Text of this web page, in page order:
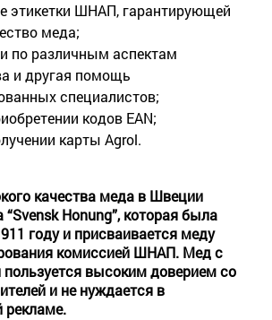
этикетки ШНАП, гарантирующей
меда;
по различным аспектам
и другая помощь
специалистов;
кодов EAN;
карты Agrol.
качества меда в Швеции
“Svensk Honung”, которая была
году и присваивается меду
комиссией ШНАП. Мед с
пользуется высоким доверием со
и не нуждается в
рекламе.